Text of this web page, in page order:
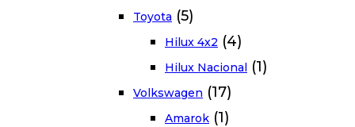
Toyota (5)
Hilux 4x2 (4)
Hilux Nacional (1)
Volkswagen (17)
Amarok (1)